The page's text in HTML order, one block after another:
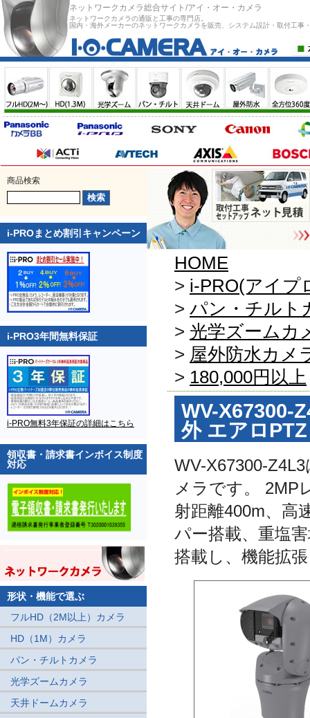
ネットワークカメラ総合サイト/アイ・オー・カメラ
ネットワークカメラの通販と工事の専門店。
国内・海外メーカーのネットワークカメラを販売、システム設計・取付工事
商品検索
i-PROまとめ割引キャンペーン
i-PRO3年間無料保証
i-PRO無料3年保証の詳細はこちら
領収書・請求書インボイス制度
対応
形状・機能で選ぶ
フルHD（2M以上）カメラ
HD（1M）カメラ
パン・チルトカメラ
光学ズームカメラ
天井ドームカメラ
HOME
> i-PRO(アイプ
> パン・チルト
> 光学ズームカ
> 屋外防水カメ
> 180,000円以上
WV-X67300-
外 エアロ
WV-X67300-
メラです。 2MP
射距離400m、高
パー搭載、重塩
搭載し、機能拡